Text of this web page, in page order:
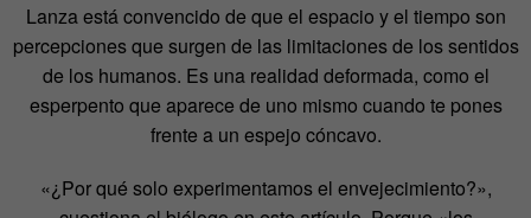
Lanza está convencido de que el espacio y el tiempo son
percepciones que surgen de las limitaciones de los sentidos
de los humanos. Es una realidad deformada, como el
esperpento que aparece de uno mismo cuando te pones
frente a un espejo cóncavo.
«¿Por qué solo experimentamos el envejecimiento?»,